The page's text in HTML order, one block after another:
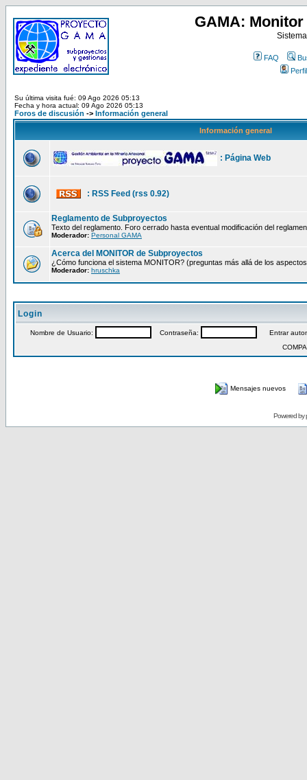
GAMA:
FAQ
Perfil
Su última visita fué: 09 Ago 2026 05:13
Fecha y hora actual: 09 Ago 2026 05:13
Foros de discusión -> Información general
Información general
: Página Web
: RSS Feed (rss 0.92)
Reglamento de Subproyectos
Texto del reglamento. Foro cerrado hasta eventual modificación del
Moderador: Personal GAMA
Acerca del MONITOR de Subproyectos
¿Cómo funciona el sistema MONITOR? (preguntas más allá de los
Moderador: hruschka
Login
Nombre de Usuario: Contraseña:
Entrar
Mensajes nuevos
Powered by